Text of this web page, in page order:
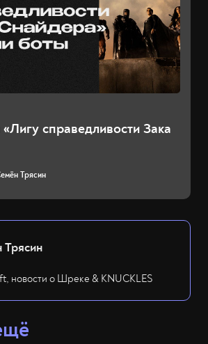
справедливости Зака
Трясин
новости о Шреке & KNUCKLES